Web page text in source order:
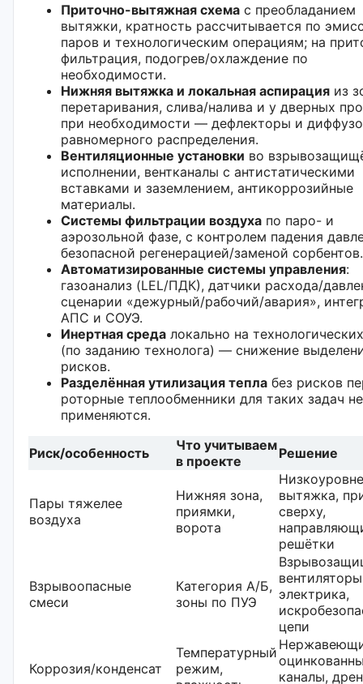
Приточно-вытяжная схема с преобладанием
вытяжки, кратность рассчитывается по
паров и технологическим операциям; на
фильтрация, подогрев/охлаждение по
необходимости.
Нижняя вытяжка и локальная аспирация из
перетаривания, слива/налива и у дверных
при необходимости — дефлекторы и
равномерного распределения.
Вентиляционные установки во
исполнении, вентканалы с антистатическими
вставками и заземлением, антикоррозийные
материалы.
Системы фильтрации воздуха по паро- и
аэрозольной фазе, с контролем падения
безопасной регенерацией/заменой сорбентов.
Автоматизированные системы управления:
газоанализ (LEL/ПДК), датчики расхода/
сценарии «дежурный/рабочий/авария»,
АПС и СОУЭ.
Инертная среда локально на
(по заданию технолога) — снижение
рисков.
Разделённая утилизация тепла без рисков
роторные теплообменники для таких задач не
применяются.
Риск/особенность
Что учитываем
в проекте
Решение
Пары тяжелее
воздуха
Нижняя зона,
приямки,
ворота
вытяжка,
сверху,
решётки
Взрывоопасные
смеси
Категория А/Б,
зоны по ПУЭ
электрика,
цепи
Коррозия/конденсат
Температурный
режим,
каналы,